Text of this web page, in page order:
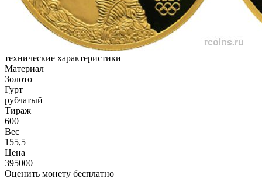
технические характеристики
Материал
Золото
Гурт
рубчатый
Тираж
600
Вес
155,5
Цена
395000
Оценить монету бесплатно